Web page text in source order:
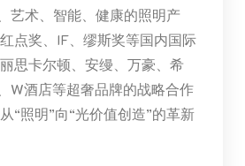
艺术、智能、健康的照明产
点奖、IF、缪斯奖等国内国际
思卡尔顿、安缦、万豪、希
W酒店等超奢品牌的战略合作
“照明”向“光价值创造”的革新